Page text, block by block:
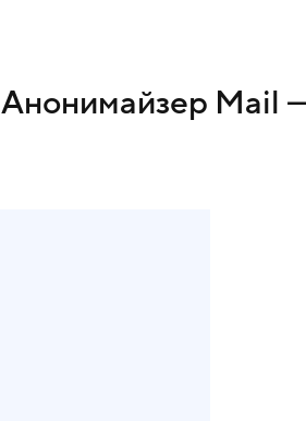
Анонимайзер Mail